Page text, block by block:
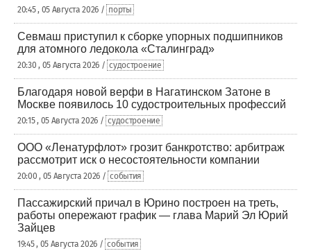
20:45 , 05 Августа 2026 / порты
Севмаш приступил к сборке упорных подшипников
для атомного ледокола «Сталинград»
20:30 , 05 Августа 2026 / судостроение
Благодаря новой верфи в Нагатинском Затоне в
Москве появилось 10 судостроительных профессий
20:15 , 05 Августа 2026 / судостроение
ООО «Ленатурфлот» грозит банкротство: арбитраж
рассмотрит иск о несостоятельности компании
20:00 , 05 Августа 2026 / события
Пассажирский причал в Юрино построен на треть,
работы опережают график — глава Марий Эл Юрий
Зайцев
19:45 , 05 Августа 2026 / события